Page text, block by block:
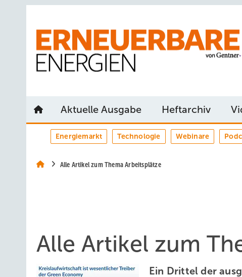
Aktuelle Ausgabe Heftarchiv
Energiemarkt Technologie Webinare
Alle Artikel zum Thema Arbeitsplätze
Alle Artikel zum
Ein Drittel der